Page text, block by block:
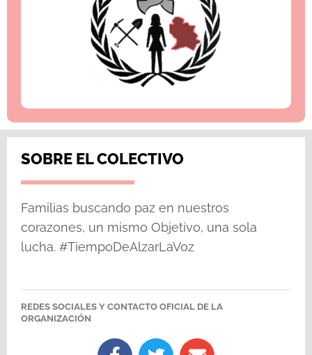
SOBRE EL COLECTIVO
Familias buscando paz en nuestros
corazones, un mismo Objetivo, una sola
lucha. #TiempoDeAlzarLaVoz
REDES SOCIALES Y CONTACTO OFICIAL DE LA
ORGANIZACIÓN